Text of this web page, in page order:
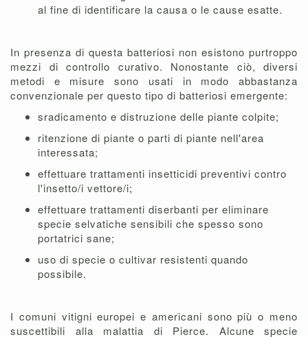
al fine di identificare la causa o le cause esatte.
In presenza di questa batteriosi non esistono purtroppo
mezzi di controllo curativo. Nonostante ciò, diversi
metodi e misure sono usati in modo abbastanza
convenzionale per questo tipo di batteriosi emergente:
sradicamento e distruzione delle piante colpite;
ritenzione di piante o parti di piante nell'area
interessata;
effettuare trattamenti insetticidi preventivi contro
l'insetto/i vettore/i;
effettuare trattamenti diserbanti per eliminare
specie selvatiche sensibili che spesso sono
portatrici sane;
uso di specie o cultivar resistenti quando
possibile.
I comuni vitigni europei e americani sono più o meno
suscettibili alla malattia di Pierce. Alcune specie